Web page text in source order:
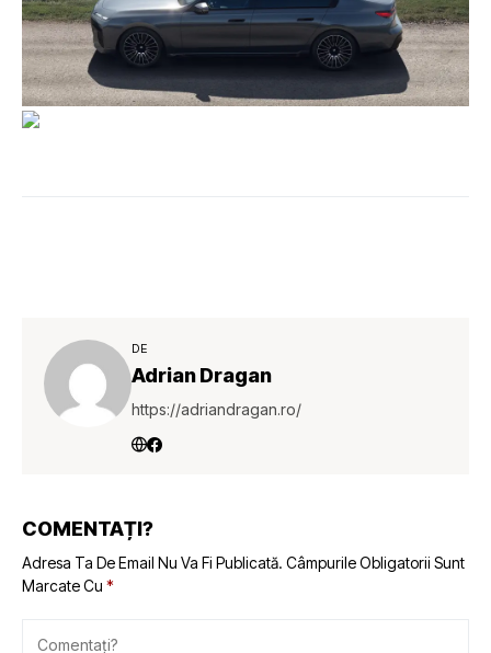
DE
Adrian Dragan
https://adriandragan.ro/
COMENTAȚI?
Adresa Ta De Email Nu Va Fi Publicată. Câmpurile Obligatorii Sunt
Marcate Cu *